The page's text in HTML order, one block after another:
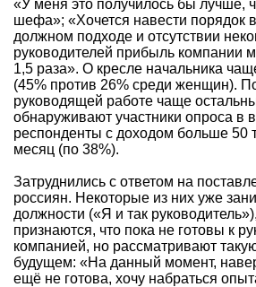
«У меня это получилось бы лучше,
шефа»; «Хочется навести порядок
должном подходе и отсутствии
руководителей прибыль компании
1,5 раза». О кресле начальника
(45% против 26% среди женщин).
руководящей работе чаще
обнаруживают участники опроса в
респонденты с доходом больше 50
месяц (по 38%).
Затруднились с ответом на
россиян. Некоторые из них уже
должности («Я и так
признаются, что пока не готовы к
компанией, но рассматривают
будущем: «На данный момент,
ещё не готова, хочу набраться